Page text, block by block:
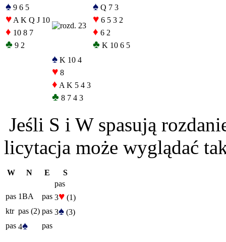
♠ 9 6 5
♥ A K Q J 10
♦ 10 8 7
♣ 9 2
♠ Q 7 3
♥ 6 5 3 2
♦ 6 2
♣ K 10 6 5
♠ K 10 4
♥ 8
♦ A K 5 4 3
♣ 8 7 4 3
Jeśli S i W spasują
licytacja może wyglądać
W N E
S
pas
pas 1BA pas 3♥ (1)
ktr pas (2) pas 3♠ (3)
pas 4♠ pas